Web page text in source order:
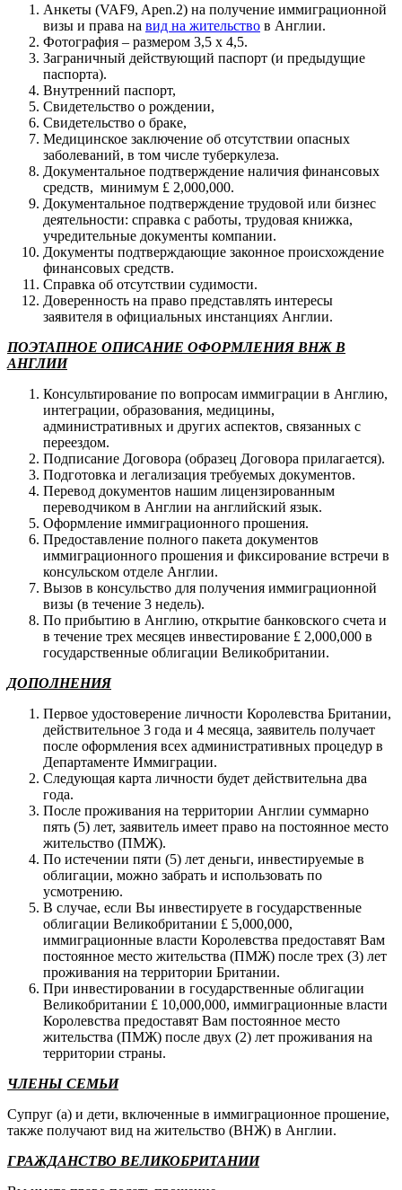
Анкеты (VAF9, Apen.2) на получение иммиграционной
визы и права на вид на жительство в Англии.
Фотография – размером 3,5 х 4,5.
Заграничный действующий паспорт (и предыдущие
паспорта).
Внутренний паспорт,
Свидетельство о рождении,
Свидетельство о браке,
Медицинское заключение об отсутствии опасных
заболеваний, в том числе туберкулеза.
Документальное подтверждение наличия финансовых
средств, минимум £ 2,000,000.
Документальное подтверждение трудовой или бизнес
деятельности: справка с работы, трудовая книжка,
учредительные документы компании.
Документы подтверждающие законное происхождение
финансовых средств.
Справка об отсутствии судимости.
Доверенность на право представлять интересы
заявителя в официальных инстанциях Англии.
ПОЭТАПНОЕ ОПИСАНИЕ ОФОРМЛЕНИЯ ВНЖ В
АНГЛИИ
Консультирование по вопросам иммиграции в Англию,
интеграции, образования, медицины,
административных и других аспектов, связанных с
переездом.
Подписание Договора (образец Договора прилагается).
Подготовка и легализация требуемых документов.
Перевод документов нашим лицензированным
переводчиком в Англии на английский язык.
Оформление иммиграционного прошения.
Предоставление полного пакета документов
иммиграционного прошения и фиксирование встречи в
консульском отделе Англии.
Вызов в консульство для получения иммиграционной
визы (в течение 3 недель).
По прибытию в Англию, открытие банковского счета и
в течение трех месяцев инвестирование £ 2,000,000 в
государственные облигации Великобритании.
ДОПОЛНЕНИЯ
Первое удостоверение личности Королевства Британии,
действительное 3 года и 4 месяца, заявитель получает
после оформления всех административных процедур в
Департаменте Иммиграции.
Следующая карта личности будет действительна два
года.
После проживания на территории Англии суммарно
пять (5) лет, заявитель имеет право на постоянное место
жительство (ПМЖ).
По истечении пяти (5) лет деньги, инвестируемые в
облигации, можно забрать и использовать по
усмотрению.
В случае, если Вы инвестируете в государственные
облигации Великобритании £ 5,000,000,
иммиграционные власти Королевства предоставят Вам
постоянное место жительства (ПМЖ) после трех (3) лет
проживания на территории Британии.
При инвестировании в государственные облигации
Великобритании £ 10,000,000, иммиграционные власти
Королевства предоставят Вам постоянное место
жительства (ПМЖ) после двух (2) лет проживания на
территории страны.
ЧЛЕНЫ СЕМЬИ
Супруг (а) и дети, включенные в иммиграционное прошение,
также получают вид на жительство (ВНЖ) в Англии.
ГРАЖДАНСТВО ВЕЛИКОБРИТАНИИ